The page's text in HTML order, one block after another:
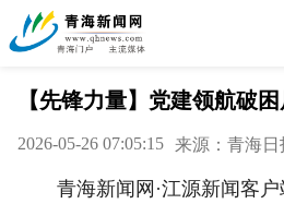
【先锋力量】党建领航破
2026-05-26 07:05:15 来源：青海日
青海新闻网·江源新闻客户